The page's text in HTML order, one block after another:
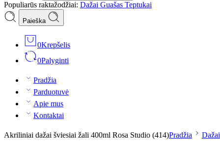
Populiarūs raktažodžiai: Dažai Guašas Teptukai
Paieška
0Krepšelis
0Palyginti
Pradžia
Parduotuvė
Apie mus
Kontaktai
Akriliniai dažai šviesiai žali 400ml Rosa Studio (414)Pradžia Dažai